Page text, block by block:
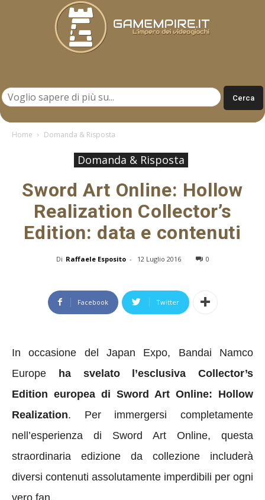
Home Domanda & Risposta
Domanda & Risposta
Sword Art Online: Hollow
Realization Collector’s
Edition: data e contenuti
Di Raffaele Esposito - 12 Luglio 2016 0
Facebook Twitter
In occasione del Japan Expo, Bandai Namco
Europe ha svelato l’esclusiva Collector’s
Edition europea di Sword Art Online: Hollow
Realization. Per immergersi completamente
nell’esperienza di Sword Art Online, questa
straordinaria edizione da collezione includerà
diversi contenuti assolutamente imperdibili per ogni
vero fan.